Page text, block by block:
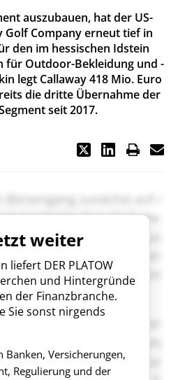
auszubauen, hat der US-
Golf Company erneut tief in
den im hessischen Idstein
für Outdoor-Bekleidung und -
legt Callaway 418 Mio. Euro
die dritte Übernahme der
seit 2017.
weiter
liefert DER PLATOW
und Hintergründe
der Finanzbranche.
Sie sonst nirgends
Banken, Versicherungen,
Regulierung und der